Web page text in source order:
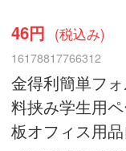
46円 (税込み)
16178817766312
金得利簡単フ
料挟み学生用
板オフィス用